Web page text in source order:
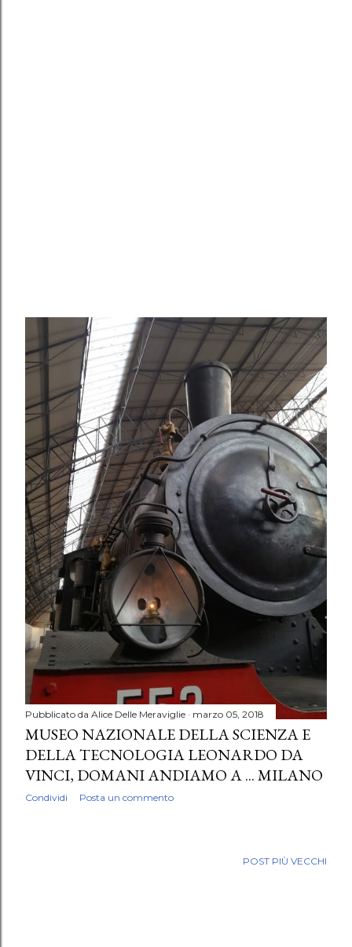
Pubblicato da Alice Delle Meraviglie marzo 05, 2018
MUSEO NAZIONALE DELLA SCIENZA E
DELLA TECNOLOGIA LEONARDO DA
VINCI, DOMANI ANDIAMO A ... MILANO
Condividi Posta un commento
POST PIÙ VECCHI